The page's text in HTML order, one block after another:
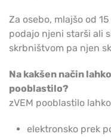
Za osebo, mlajšo od
podajo njeni starši ali
skrbništvom pa njen
Na kakšen način
pooblastilo?
zVEM pooblastilo
elektronsko prek